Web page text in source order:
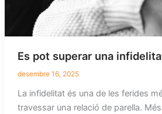
Es pot superar una
desembre 16, 2025
La infidelitat és una de les ferides
travessar una relació de parella.